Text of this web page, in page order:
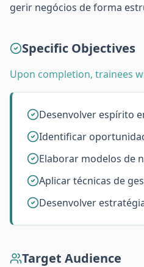
gerir negócios de forma
Specific Objectives
Upon completion, trainees
Desenvolver espírito
Identificar
Elaborar modelos de
Aplicar técnicas de
Desenvolver
Target Audience